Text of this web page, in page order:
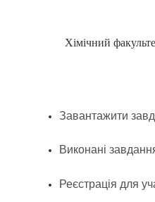
Хімічний
Завантажити
Виконані
Реєстрація для